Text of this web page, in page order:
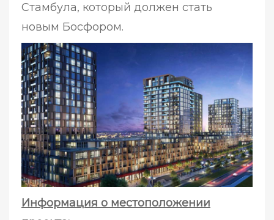
Стамбула, который должен стать
новым Босфором.
Информация о местоположении